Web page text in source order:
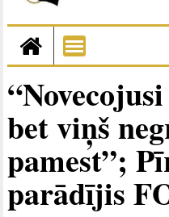
bet viņš
pamest”;
parādījis